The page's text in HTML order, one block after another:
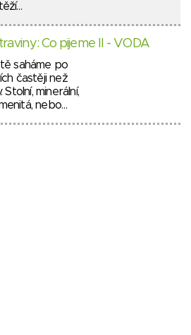
Co pijeme II - VODA
saháme po
častěji než
Stolní, minerální,
nebo…